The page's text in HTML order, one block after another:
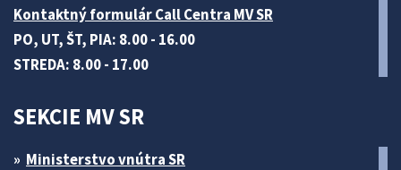
Kontaktný formulár Call Centra MV SR
PO, UT, ŠT, PIA: 8.00 - 16.00
STREDA: 8.00 - 17.00
SEKCIE MV SR
Ministerstvo vnútra SR